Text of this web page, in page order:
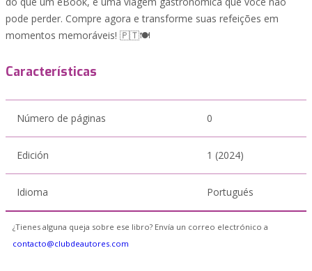
pode perder. Compre agora e transforme suas refeições em
momentos memoráveis! 🇵🇹🍽️
Características
Número de páginas 0
Edición 1 (2024)
Idioma Portugués
¿Tienes alguna queja sobre ese libro? Envía un correo electrónico a
contacto@clubdeautores.com